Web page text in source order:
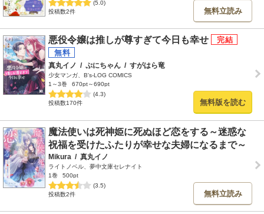
(5.0)
投稿数2件
無料立読み
悪役令嬢は推しが尊すぎて今日も幸せ
真丸イノ / ぷにちゃん / すがはら竜
少女マンガ、B's-LOG COMICS
1～3巻
670pt～690pt
(4.3)
投稿数170件
無料版を読む
魔法使いは死神姫に死ぬほど恋をする～迷惑な
祝福を受けたふたりが幸せな夫婦になるまで～
Mikura / 真丸イノ
ライトノベル、夢中文庫セレナイト
1巻
500pt
(3.5)
投稿数2件
無料立読み